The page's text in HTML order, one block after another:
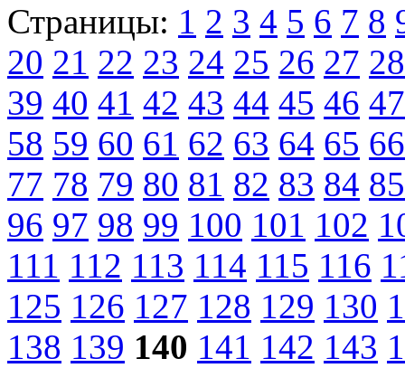
Страницы: 1 2 3 4 5 6 7 8
20 21 22 23 24 25 26 27 28
39 40 41 42 43 44 45 46 47
58 59 60 61 62 63 64 65 66
77 78 79 80 81 82 83 84 85
96 97 98 99 100 101 102
111 112 113 114 115 116
125 126 127 128 129 130
138 139 140 141 142 143